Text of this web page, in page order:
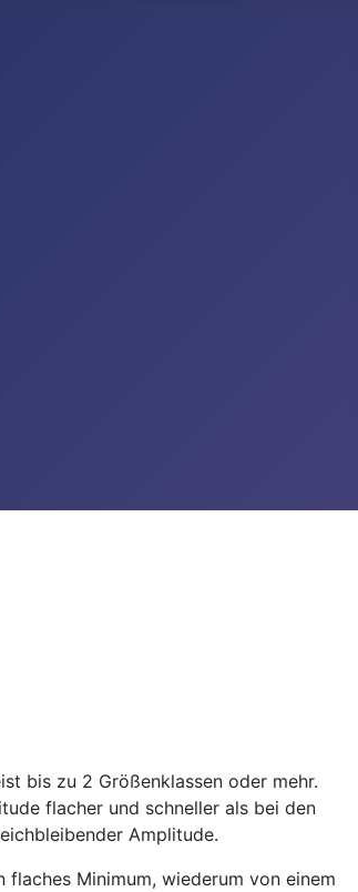
bis zu 2 Größenklassen oder mehr.
flacher und schneller als bei den
Amplitude.
Minimum, wiederum von einem